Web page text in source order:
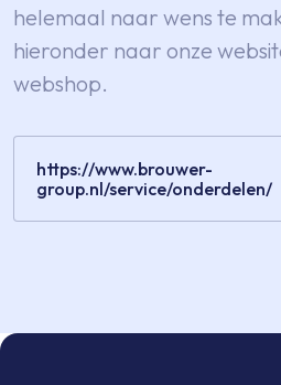
helemaal naar wens te
hieronder naar onze
webshop.
https://www.brouwer-
group.nl/service/onderdelen/